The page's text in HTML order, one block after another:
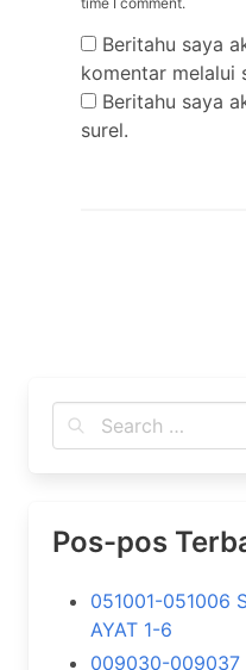
Beritahu saya
komentar melalui
Beritahu saya
surel.
Pos-pos
051001-051006
AYAT 1-6
009030-009037